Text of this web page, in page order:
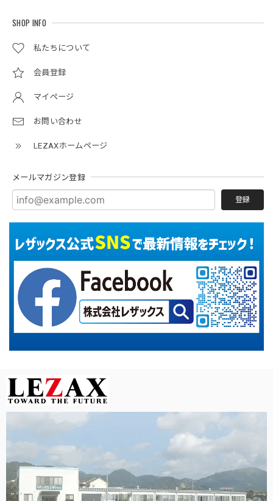
SHOP INFO
私たちについて
会員登録
マイページ
お問い合わせ
LEZAXホームページ
メールマガジン登録
登録